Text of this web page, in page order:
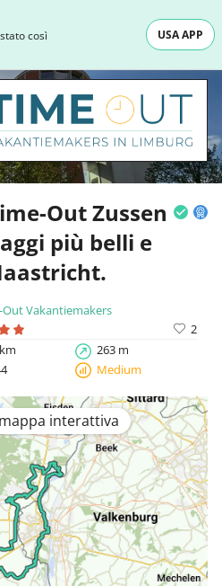
così
USA APP
Out Zussen
più belli e
Out Vakantiemakers
2
263 m
Medium
interattiva